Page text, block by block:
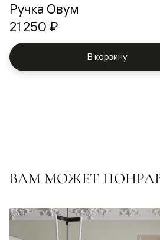
Ручка Овум
21 250 ₽
В корзину
ВАМ МОЖЕТ